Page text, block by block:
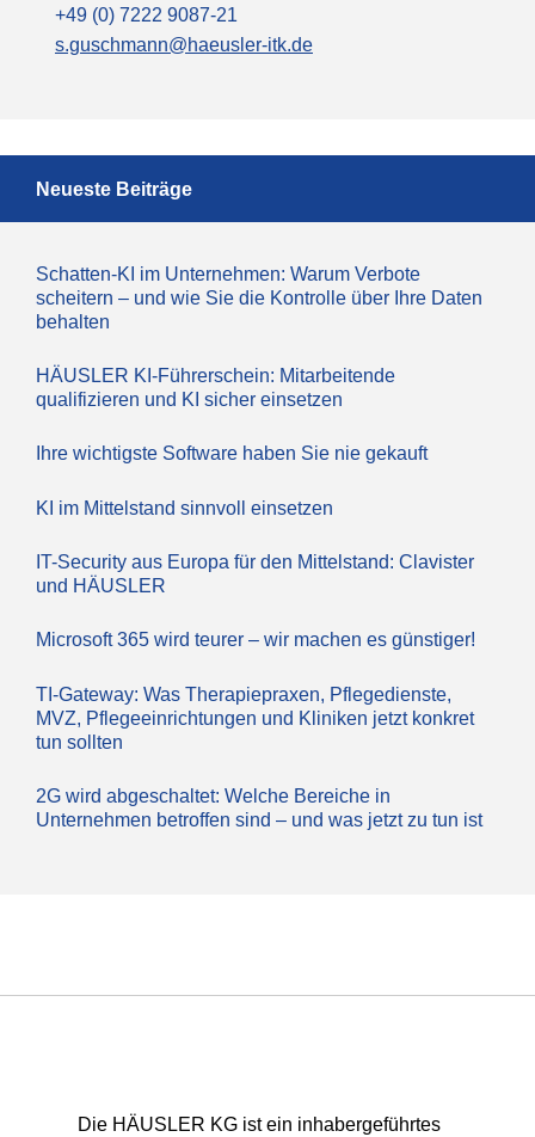
+49 (0) 7222 9087-21
s.guschmann@haeusler-itk.de
Neueste Beiträge
Schatten-KI im Unternehmen: Warum Verbote
scheitern – und wie Sie die Kontrolle über Ihre Daten
behalten
HÄUSLER KI-Führerschein: Mitarbeitende
qualifizieren und KI sicher einsetzen
Ihre wichtigste Software haben Sie nie gekauft
KI im Mittelstand sinnvoll einsetzen
IT-Security aus Europa für den Mittelstand: Clavister
und HÄUSLER
Microsoft 365 wird teurer – wir machen es günstiger!
TI-Gateway: Was Therapiepraxen, Pflegedienste,
MVZ, Pflegeeinrichtungen und Kliniken jetzt konkret
tun sollten
2G wird abgeschaltet: Welche Bereiche in
Unternehmen betroffen sind – und was jetzt zu tun ist
Die HÄUSLER KG ist ein inhabergeführtes